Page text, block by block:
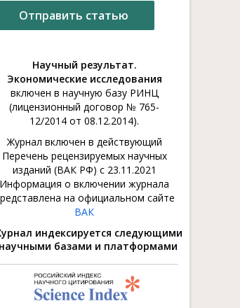
Отправить статью
Научный результат.
Экономические исследования
включен в научную базу РИНЦ
(лицензионный договор № 765-
12/2014 от 08.12.2014).
Журнал включен в действующий
Перечень рецензируемых научных
изданий (ВАК РФ) с 23.11.2021
Информация о включении журнала
на официальном сайте
ВАК
индексируется следующими
научными базами и платформами